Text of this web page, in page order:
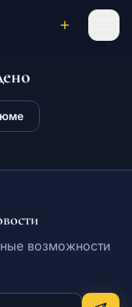
возможности